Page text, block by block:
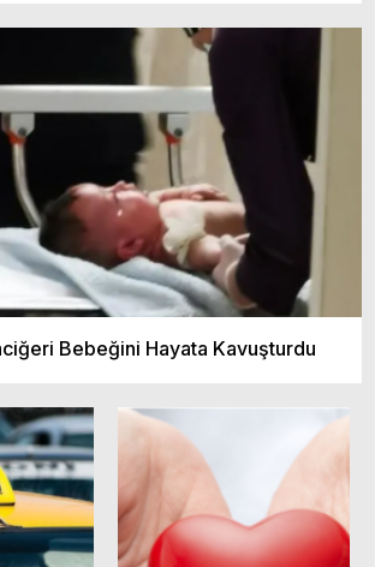
Bebeğini Hayata Kavuşturdu